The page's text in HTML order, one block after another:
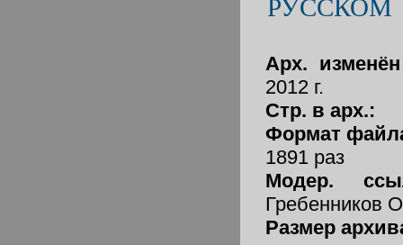
РУССКОМ
Арх.
2012 г.
Стр. в арх.:
Формат
1891 раз
Модер.
Гребенников
Размер